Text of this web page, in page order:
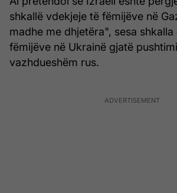
shkallë vdekjeje të fëmijëve në
madhe me dhjetëra", sesa
fëmijëve në Ukrainë gjatë
vazhdueshëm rus.